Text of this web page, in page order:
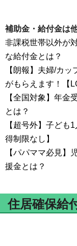
補助金・給付金は
非課税世帯以外が
な給付金とは？
【朗報】夫婦/カ
がもらえます！【
【全国対象】年金
とは？
【超号外】子ども
得制限なし】
【パパママ必見】
援金とは？
住居確保給